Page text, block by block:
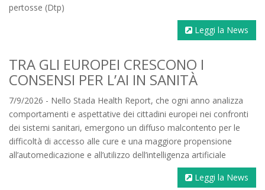
pertosse (Dtp)
Leggi la News
TRA GLI EUROPEI CRESCONO I
CONSENSI PER L’AI IN SANITÀ
7/9/2026 - Nello Stada Health Report, che ogni anno analizza
comportamenti e aspettative dei cittadini europei nei confronti
dei sistemi sanitari, emergono un diffuso malcontento per le
difficoltà di accesso alle cure e una maggiore propensione
all’automedicazione e all’utilizzo dell’intelligenza artificiale
Leggi la News